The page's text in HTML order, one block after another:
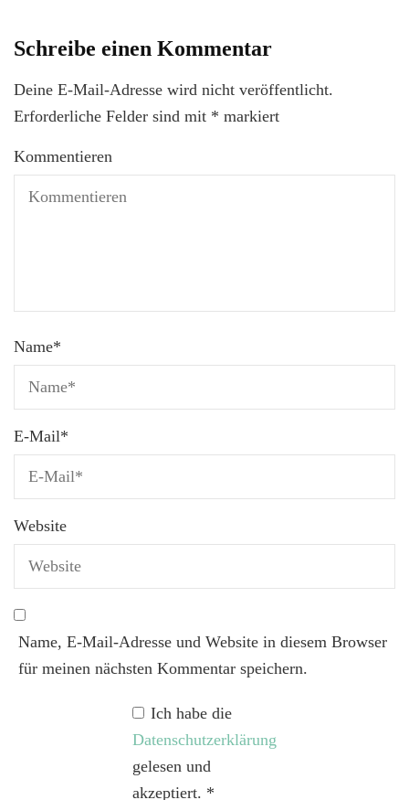
Schreibe einen Kommentar
Deine E-Mail-Adresse wird nicht veröffentlicht.
Erforderliche Felder sind mit * markiert
Kommentieren
Name*
E-Mail*
Website
Name, E-Mail-Adresse und Website in diesem Browser
für meinen nächsten Kommentar speichern.
Ich habe die
Datenschutzerklärung
gelesen und
akzeptiert. *